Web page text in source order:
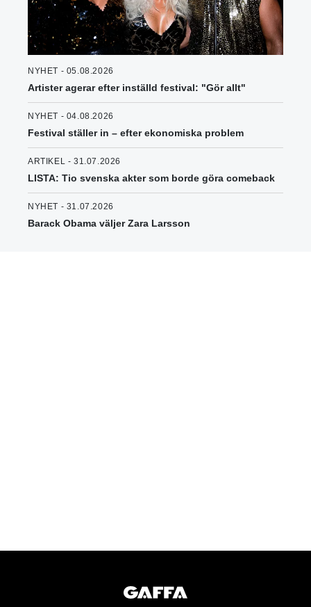
NYHET - 05.08.2026
Artister agerar efter inställd festival: "Gör allt"
NYHET - 04.08.2026
Festival ställer in – efter ekonomiska problem
ARTIKEL - 31.07.2026
LISTA: Tio svenska akter som borde göra comeback
NYHET - 31.07.2026
Barack Obama väljer Zara Larsson